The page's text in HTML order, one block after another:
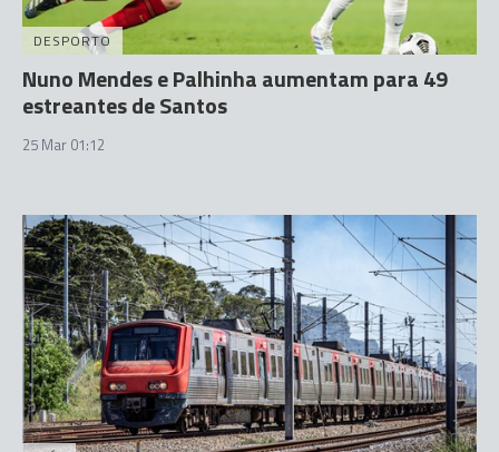
DESPORTO
Nuno Mendes e Palhinha aumentam para 49
estreantes de Santos
25 Mar 01:12